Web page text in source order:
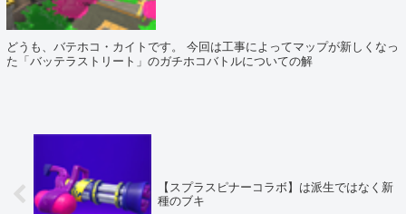
どうも、バテホコ・カイトです。 今回は工事によってマップが新しくなっ
た「バッテラストリート」のガチホコバトルについての解
【スプラスピナーコラボ】は派生ではなく新
種のブキ